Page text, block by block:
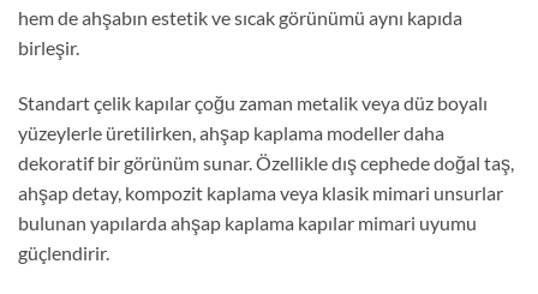
hem de ahşabın estetik ve sıcak görünümü aynı kapıda
birleşir.
Standart çelik kapılar çoğu zaman metalik veya düz boyalı
yüzeylerle üretilirken, ahşap kaplama modeller daha
dekoratif bir görünüm sunar. Özellikle dış cephede doğal taş,
ahşap detay, kompozit kaplama veya klasik mimari unsurlar
bulunan yapılarda ahşap kaplama kapılar mimari uyumu
güçlendirir.